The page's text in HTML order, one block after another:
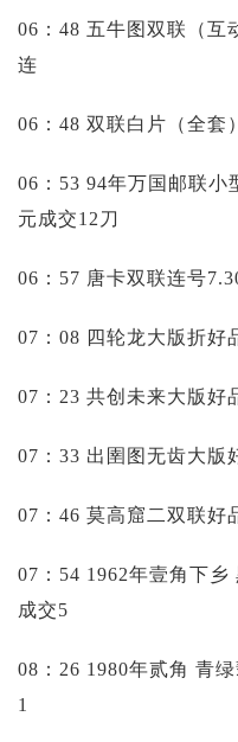
06：48 五牛图双联（互
连
06：48 双联白片（全套
06：53 94年万国邮联小
元成交12刀
06：57 唐卡双联连号
07：08 四轮龙大版折好
07：23 共创未来大版好
07：33 出圉图无齿大版
07：46 莫高窟二双联好
07：54 1962年壹角下
成交5
08：26 1980年贰角 青
1